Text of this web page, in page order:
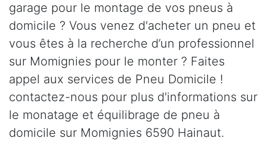
garage pour le montage de vos pneus à
domicile ? Vous venez d'acheter un pneu et
vous êtes à la recherche d’un professionnel
sur Momignies pour le monter ? Faites
appel aux services de Pneu Domicile !
contactez-nous pour plus d'informations sur
le monatage et équilibrage de pneu à
domicile sur Momignies 6590 Hainaut.